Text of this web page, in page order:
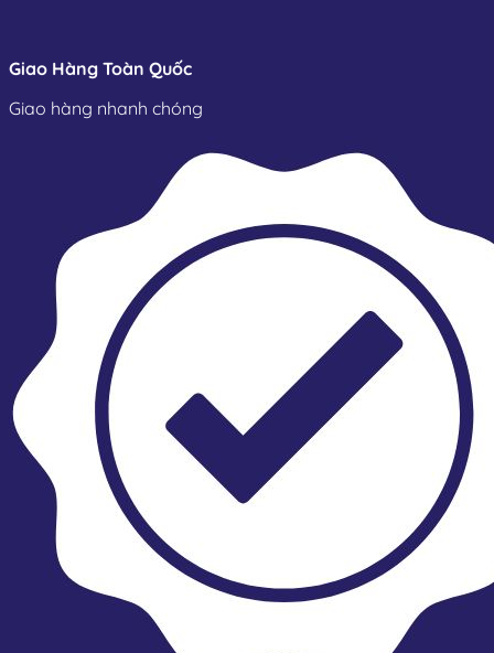
Giao Hàng Toàn Quốc
Giao hàng nhanh chóng